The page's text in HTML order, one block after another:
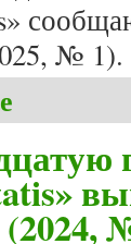
№ 1).